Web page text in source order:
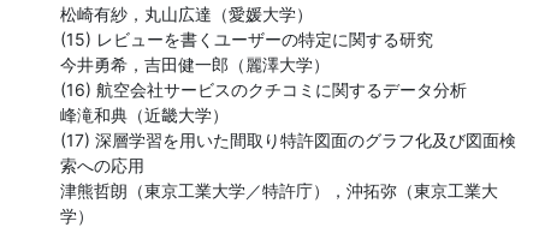
松崎有紗，丸山広達（愛媛大学）
(15) レビューを書くユーザーの特定に関する研究
今井勇希，吉田健一郎（麗澤大学）
(16) 航空会社サービスのクチコミに関するデータ分析
峰滝和典（近畿大学）
(17) 深層学習を用いた間取り特許図面のグラフ化及び図面検
索への応用
津熊哲朗（東京工業大学／特許庁），沖拓弥（東京工業大
学）